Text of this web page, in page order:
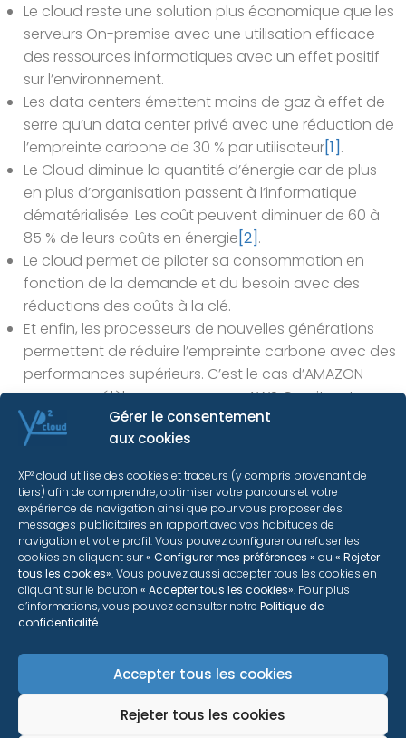
Gérer le consentement
aux cookies
XP² cloud utilise des cookies et traceurs (y compris provenant de
tiers) afin de comprendre, optimiser votre parcours et votre
expérience de navigation ainsi que pour vous proposer des
messages publicitaires en rapport avec vos habitudes de
navigation et votre profil. Vous pouvez configurer ou refuser les
cookies en cliquant sur« Configurer mes préférences » ou « Rejeter
tous les cookies». Vous pouvez aussi accepter tous les cookies en
cliquant sur le bouton « Accepter tous les cookies». Pour plus
d’informations, vous pouvez consulter notre Politique de
confidentialité.
Accepter tous les cookies
Rejeter tous les cookies
Le cloud reste une solution plus économique que les
serveurs On-premise avec une utilisation efficace
des ressources informatiques avec un effet positif
sur l’environnement.
Les data centers émettent moins de gaz à effet de
serre qu’un data center privé avec une réduction de
l’empreinte carbone de 30 % par utilisateur[1].
Le Cloud diminue la quantité d’énergie car de plus
en plus d’organisation passent à l’informatique
dématérialisée. Les coût peuvent diminuer de 60 à
85 % de leurs coûts en énergie[2].
Le cloud permet de piloter sa consommation en
fonction de la demande et du besoin avec des
réductions des coûts à la clé.
Et enfin, les processeurs de nouvelles générations
permettent de réduire l’empreinte carbone avec des
performances supérieurs. C’est le cas d’AMAZON
avec ces célèbres processeurs AWS Graviton. La
troisième génération est trois fois plus performante
que celle de la deuxième génération.
Le cloud sera de plus en plus eco-responsable et
nécessaire avec l’avènement de l’industrie 4.0…
[1]Passez au Green Cloud – Accenture Strategy
[2]Le Cloud est-il plus éco-responsable – Phil